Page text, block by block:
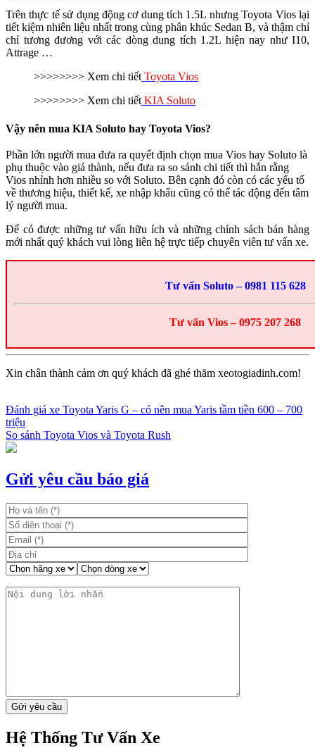
Trên thực tế sử dụng động cơ dung tích 1.5L nhưng Toyota Vios lại
tiết kiệm nhiên liệu nhất trong cùng phân khúc Sedan B, và thậm chỉ
chỉ tương đương với các dòng dung tích 1.2L hiện nay như I10,
Attrage …
>>>>>>>> Xem chi tiết Toyota Vios
>>>>>>>> Xem chi tiết KIA Soluto
Vậy nên mua KIA Soluto hay Toyota Vios?
Phần lớn người mua đưa ra quyết định chọn mua Vios hay Soluto là
phụ thuộc vào giá thành, nếu đưa ra so sánh chi tiết thì hẳn rằng
Vios nhỉnh hơn nhiều so với Soluto. Bên cạnh đó còn có các yếu tố
về thương hiệu, thiết kế, xe nhập khẩu cũng có thể tác động đến tâm
lý người mua.
Để có được những tư vấn hữu ích và những chính sách bán hàng
mới nhất quý khách vui lòng liên hệ trực tiếp chuyên viên tư vấn xe.
Tư vấn Soluto – 0981 115 628
Tư vấn Vios – 0975 207 268
Xin chân thành cảm ơn quý khách đã ghé thăm xeotogiadinh.com!
Điều
hướng
viết
Đánh giá xe Toyota Yaris G – có nên mua Yaris tầm tiền 600 – 700
triệu
So sánh Toyota Vios và Toyota Rush
Gửi yêu cầu báo giá
Hệ Thống Tư Vấn Xe